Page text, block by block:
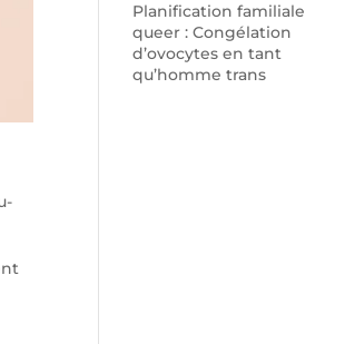
Planification familiale
queer : Congélation
d’ovocytes en tant
qu’homme trans